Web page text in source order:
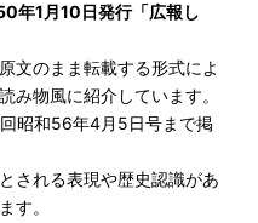
年1月10日発行「広報し
文のまま転載する形式によ
み物風に紹介しています。
昭和56年4月5日号まで掲
される表現や歴史認識があ
す。